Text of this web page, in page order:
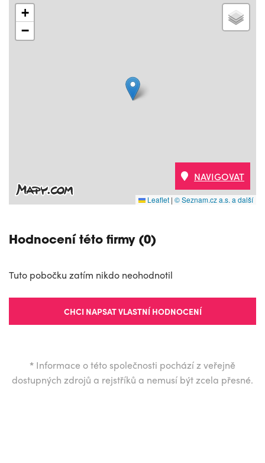
+
−
Leaflet | © Seznam.cz a.s. a další
NAVIGOVAT
Hodnocení této firmy (0)
Tuto pobočku zatím nikdo neohodnotil
CHCI NAPSAT VLASTNÍ HODNOCENÍ
* Informace o této společnosti pochází z veřejně
dostupných zdrojů a rejstříků a nemusí být zcela přesné.